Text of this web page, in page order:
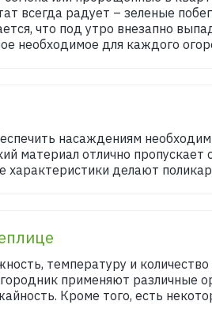
всегда радует – зеленые
что под утро внезапно
необходимое для каждого
насаждениям
материал отлично
характеристики делают
температуру и
применяют различные
Кроме того, есть